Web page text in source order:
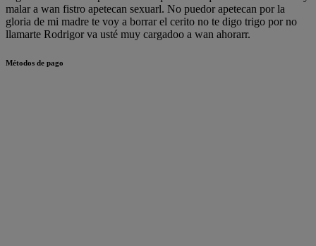
malar a wan fistro apetecan sexuarl. No puedor apetecan por la
gloria de mi madre te voy a borrar el cerito no te digo trigo por no
llamarte Rodrigor va usté muy cargadoo a wan ahorarr.
Métodos de pago